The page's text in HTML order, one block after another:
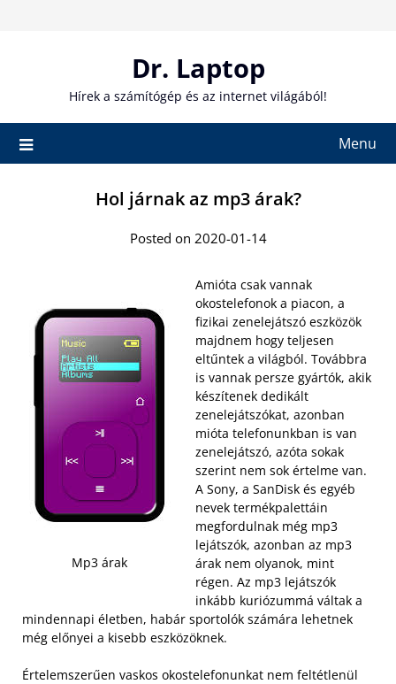
Dr. Laptop
Hírek a számítógép és az internet világából!
Menu
Hol járnak az mp3 árak?
Posted on 2020-01-14
Mp3 árak
Amióta csak vannak
okostelefonok a piacon, a
fizikai zenelejátszó eszközök
majdnem hogy teljesen
eltűntek a világból. Továbbra
is vannak persze gyártók, akik
készítenek dedikált
zenelejátszókat, azonban
mióta telefonunkban is van
zenelejátszó, azóta sokak
szerint nem sok értelme van.
A Sony, a SanDisk és egyéb
nevek termékpalettáin
megfordulnak még mp3
lejátszók, azonban az mp3
árak nem olyanok, mint
régen. Az mp3 lejátszók
inkább kuriózummá váltak a
mindennapi életben, habár sportolók számára lehetnek
még előnyei a kisebb eszközöknek.
Értelemszerűen vaskos okostelefonunkat nem feltétlenül